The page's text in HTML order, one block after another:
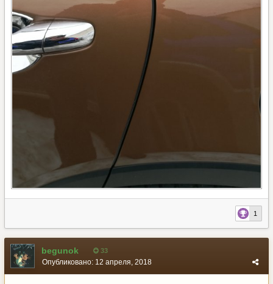
1
begunok 33
Опубликовано: 12 апреля, 2018